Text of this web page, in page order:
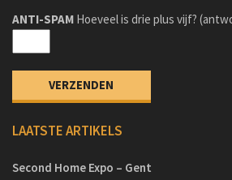
ANTI-SPAM Hoeveel is drie plus vijf?
LAATSTE ARTIKELS
Second Home Expo – Gent